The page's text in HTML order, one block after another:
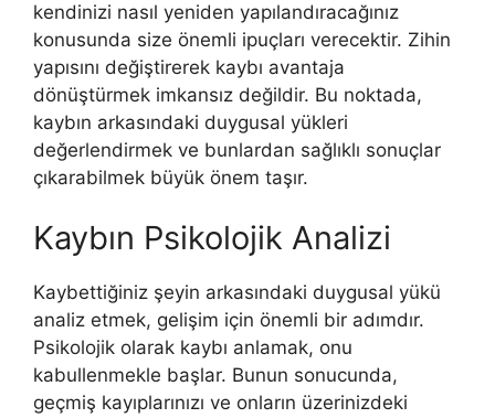
kendinizi nasıl yeniden yapılandıracağınız
konusunda size önemli ipuçları verecektir. Zihin
yapısını değiştirerek kaybı avantaja
dönüştürmek imkansız değildir. Bu noktada,
kaybın arkasındaki duygusal yükleri
değerlendirmek ve bunlardan sağlıklı sonuçlar
çıkarabilmek büyük önem taşır.
Kaybın Psikolojik Analizi
Kaybettiğiniz şeyin arkasındaki duygusal yükü
analiz etmek, gelişim için önemli bir adımdır.
Psikolojik olarak kaybı anlamak, onu
kabullenmekle başlar. Bunun sonucunda,
geçmiş kayıplarınızı ve onların üzerinizdeki